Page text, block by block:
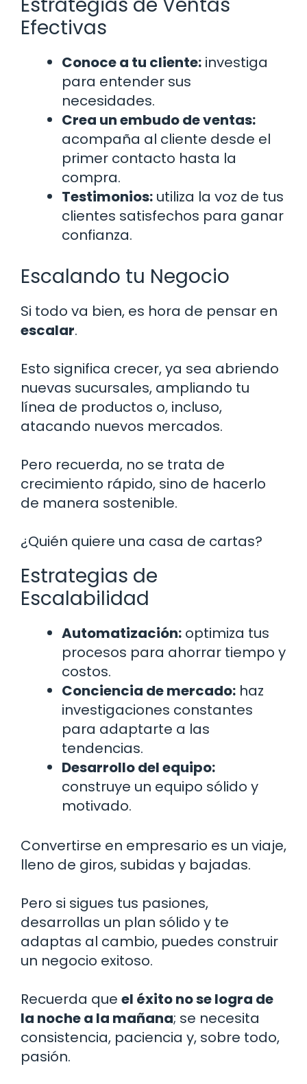
Efectivas
Conoce a tu cliente: investiga
para entender sus
necesidades.
Crea un embudo de ventas:
acompaña al cliente desde el
primer contacto hasta la
compra.
Testimonios: utiliza la voz de tus
clientes satisfechos para ganar
confianza.
Escalando tu Negocio
Si todo va bien, es hora de pensar en
escalar.
Esto significa crecer, ya sea abriendo
nuevas sucursales, ampliando tu
línea de productos o, incluso,
atacando nuevos mercados.
Pero recuerda, no se trata de
crecimiento rápido, sino de hacerlo
de manera sostenible.
¿Quién quiere una casa de cartas?
Estrategias de
Escalabilidad
Automatización: optimiza tus
procesos para ahorrar tiempo y
costos.
Conciencia de mercado: haz
investigaciones constantes
para adaptarte a las
tendencias.
Desarrollo del equipo:
construye un equipo sólido y
motivado.
Convertirse en empresario es un viaje,
lleno de giros, subidas y bajadas.
Pero si sigues tus pasiones,
desarrollas un plan sólido y te
adaptas al cambio, puedes construir
un negocio exitoso.
Recuerda que el éxito no se logra de
la noche a la mañana; se necesita
consistencia, paciencia y, sobre todo,
pasión.